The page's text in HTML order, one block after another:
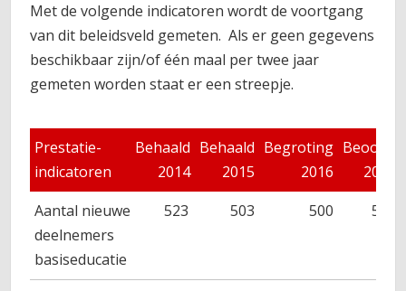
Met de volgende indicatoren wordt de voortgang
van dit beleidsveld gemeten. Als er geen gegevens
beschikbaar zijn/of één maal per twee jaar
gemeten worden staat er een streepje.
Prestatie-
indicatoren
Behaald
2014
Behaald
2015
Begroting
2016
Beoogd
2017
Aantal nieuwe
deelnemers
basiseducatie
523 503 500 500